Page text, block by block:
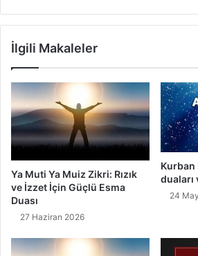
İlgili Makaleler
Ya Muti Ya Muiz Zikri: Rızık
ve İzzet İçin Güçlü Esma
Duası
27 Haziran 2026
Kurban
24